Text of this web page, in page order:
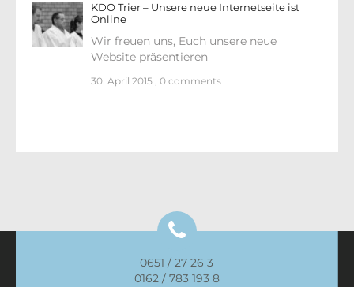
KDO Trier – Unsere neue Internetseite ist
Online
Wir freuen uns, Euch unsere neue
Website präsentieren
30. April 2015 , 0 comments
0651 / 27 26 3
0162 / 783 193 8